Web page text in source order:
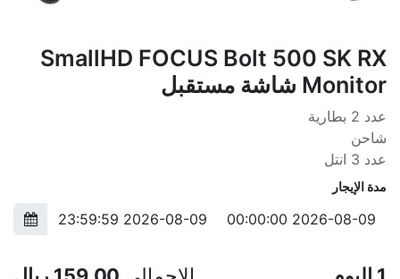
SmallHD FOCUS Bolt 500 SK RX
Monitor شاشة مستقبل
عدد 2 بطارية
شاحن
عدد 3 انتل
مدة الإيجار